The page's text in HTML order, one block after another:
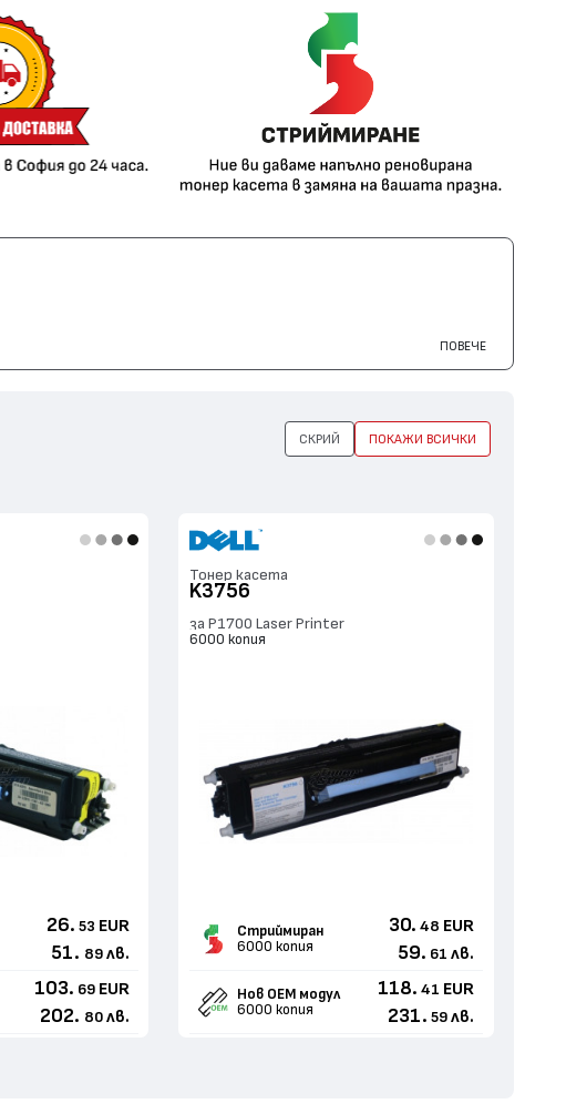
ПОВЕЧЕ
26. 53 EUR
51. 89 лв.
103. 69 EUR
202. 80 лв.
Тонер касета
K3756
за P1700 Laser Printer
6000 копия
Стриймиран
6000 копия
30. 48 EUR
59. 61 лв.
Нов ОЕМ модул
6000 копия
118. 41 EUR
231. 59 лв.
СКРИЙ ПОКАЖИ ВСИЧКИ